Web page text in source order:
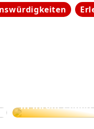
in Ihrem Leben